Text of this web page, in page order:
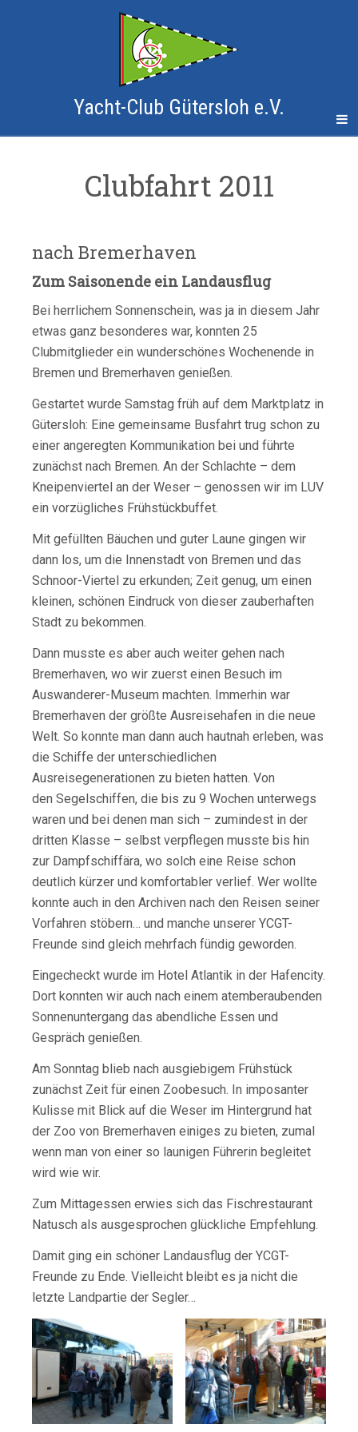
Yacht-Club Gütersloh e.V.
Clubfahrt 2011
nach Bremerhaven
Zum Saisonende ein Landausflug
Bei herrlichem Sonnenschein, was ja in diesem Jahr
etwas ganz besonderes war, konnten 25
Clubmitglieder ein wunderschönes Wochenende in
Bremen und Bremerhaven genießen.
Gestartet wurde Samstag früh auf dem Marktplatz in
Gütersloh: Eine gemeinsame Busfahrt trug schon zu
einer angeregten Kommunikation bei und führte
zunächst nach Bremen. An der Schlachte – dem
Kneipenviertel an der Weser – genossen wir im LUV
ein vorzügliches Frühstückbuffet.
Mit gefüllten Bäuchen und guter Laune gingen wir
dann los, um die Innenstadt von Bremen und das
Schnoor-Viertel zu erkunden; Zeit genug, um einen
kleinen, schönen Eindruck von dieser zauberhaften
Stadt zu bekommen.
Dann musste es aber auch weiter gehen nach
Bremerhaven, wo wir zuerst einen Besuch im
Auswanderer-Museum machten. Immerhin war
Bremerhaven der größte Ausreisehafen in die neue
Welt. So konnte man dann auch hautnah erleben, was
die Schiffe der unterschiedlichen
Ausreisegenerationen zu bieten hatten. Von
den Segelschiffen, die bis zu 9 Wochen unterwegs
waren und bei denen man sich – zumindest in der
dritten Klasse – selbst verpflegen musste bis hin
zur Dampfschiffära, wo solch eine Reise schon
deutlich kürzer und komfortabler verlief. Wer wollte
konnte auch in den Archiven nach den Reisen seiner
Vorfahren stöbern… und manche unserer YCGT-
Freunde sind gleich mehrfach fündig geworden.
Eingecheckt wurde im Hotel Atlantik in der Hafencity.
Dort konnten wir auch nach einem atemberaubenden
Sonnenuntergang das abendliche Essen und
Gespräch genießen.
Am Sonntag blieb nach ausgiebigem Frühstück
zunächst Zeit für einen Zoobesuch. In imposanter
Kulisse mit Blick auf die Weser im Hintergrund hat
der Zoo von Bremerhaven einiges zu bieten, zumal
wenn man von einer so launigen Führerin begleitet
wird wie wir.
Zum Mittagessen erwies sich das Fischrestaurant
Natusch als ausgesprochen glückliche Empfehlung.
Damit ging ein schöner Landausflug der YCGT-
Freunde zu Ende. Vielleicht bleibt es ja nicht die
letzte Landpartie der Segler…